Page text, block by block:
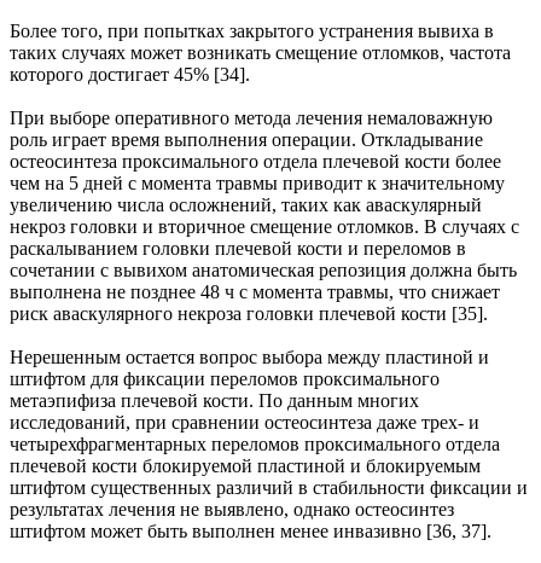
Более того, при попытках закрытого устранения вывиха в
таких случаях может возникать смещение отломков, частота
которого достигает 45% [34].
При выборе оперативного метода лечения немаловажную
роль играет время выполнения операции. Откладывание
остеосинтеза проксимального отдела плечевой кости более
чем на 5 дней с момента травмы приводит к значительному
увеличению числа осложнений, таких как аваскулярный
некроз головки и вторичное смещение отломков. В случаях с
раскалыванием головки плечевой кости и переломов в
сочетании с вывихом анатомическая репозиция должна быть
выполнена не позднее 48 ч с момента травмы, что снижает
риск аваскулярного некроза головки плечевой кости [35].
Нерешенным остается вопрос выбора между пластиной и
штифтом для фиксации переломов проксимального
метаэпифиза плечевой кости. По данным многих
исследований, при сравнении остеосинтеза даже трех- и
четырехфрагментарных переломов проксимального отдела
плечевой кости блокируемой пластиной и блокируемым
штифтом существенных различий в стабильности фиксации и
результатах лечения не выявлено, однако остеосинтез
штифтом может быть выполнен менее инвазивно [36, 37].